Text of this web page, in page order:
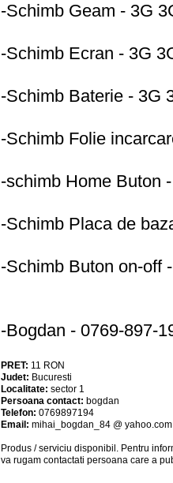
-Schimb Geam - 3G
-Schimb Ecran - 3G
-Schimb Baterie - 3G
-Schimb Folie
-schimb Home Buton
-Schimb Placa de
-Schimb Buton on-off
-Bogdan - 0769-897-
PRET: 11 RON
Judet: Bucuresti
Localitate: sector 1
Persoana contact: bogdan
Telefon: 0769897194
Email: mihai_bogdan_84 @ yahoo.com
Produs / serviciu disponibil . Pentru
va rugam contactati persoana care a